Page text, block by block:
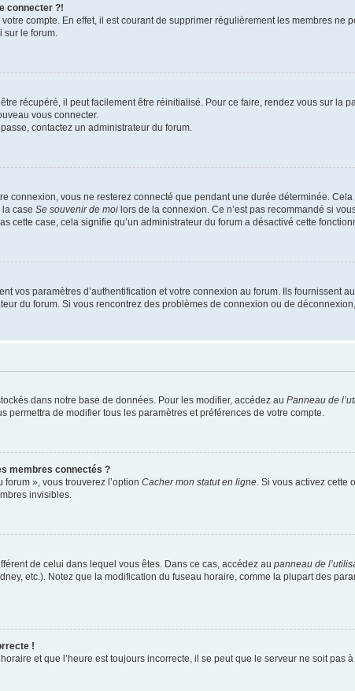
connecter ?!
compte. En effet, il est courant de supprimer régulièrement les membres
sur le forum.
récupéré, il peut facilement être réinitialisé. Pour ce faire, rendez vous sur la
vous connecter.
contactez un administrateur du forum.
connexion, vous ne resterez connecté que pendant une durée déterminée.
case Se souvenir de moi lors de la connexion. Ce n’est pas recommandé si
cette case, cela signifie qu’un administrateur du forum a désactivé cette
vos paramètres d’authentification et votre connexion au forum. Ils fournissent
du forum. Si vous rencontrez des problèmes de connexion ou de
dans notre base de données. Pour les modifier, accédez au Panneau de
permettra de modifier tous les paramètres et préférences de votre compte.
membres connectés ?
», vous trouverez l’option Cacher mon statut en ligne. Si vous activez cette
invisibles.
de celui dans lequel vous êtes. Dans ce cas, accédez au panneau de
etc.). Notez que la modification du fuseau horaire, comme la plupart des
!
et que l’heure est toujours incorrecte, il se peut que le serveur ne soit pas